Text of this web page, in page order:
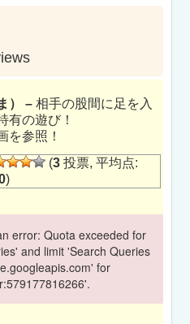
） – 相手の股間に足を入
有の遊び！
を参照！
(3 投票, 平均点:
)
error: Quota exceeded for
and limit 'Search Queries
for